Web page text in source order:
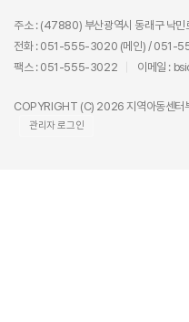
주소 : (47880) 부산광역시 동래구 낙
전화 : 051-555-3020 (메인) / 051-
팩스 : 051-555-3022
이메일 :
COPYRIGHT (C) 2026 지역아동센터
관리자 로그인